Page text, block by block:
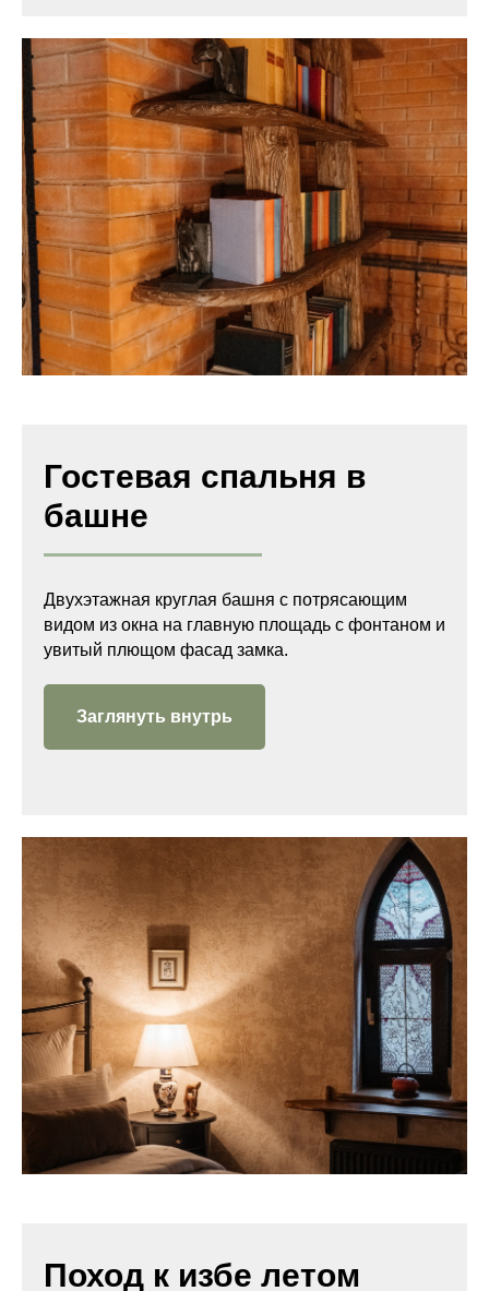
Гостевая спальня в
башне
Двухэтажная круглая башня с потрясающим
видом из окна на главную площадь с фонтаном и
увитый плющом фасад замка.
Заглянуть внутрь
Поход к избе летом